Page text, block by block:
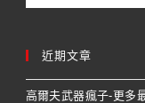
近期文章
高爾夫武器瘋子-更多